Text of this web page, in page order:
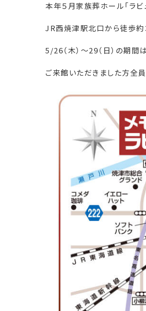
本年５月家族葬ホール「ラビ
JR西焼津駅北口から徒歩約
5/26（木）〜29（日）の期間
ご来館いただきました方全